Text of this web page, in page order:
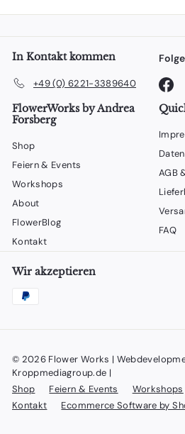
eingeben
In Kontakt kommen
+49 (0) 6221-3389640
FlowerWorks by Andrea
Forsberg
Shop
Feiern & Events
Workshops
About
FlowerBlog
Kontakt
AGB
FAQ
Wir akzeptieren
© 2026 Flower Works |
Kroppmediagroup.de |
Shop
Feiern & Events Workshops
Kontakt
Ecommerce Software by